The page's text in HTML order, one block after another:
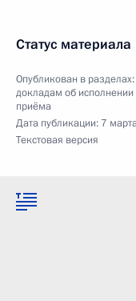
Статус материала
Опубликован в разделах:
докладам об исполнении
приёма
Дата публикации: 7
Текстовая версия